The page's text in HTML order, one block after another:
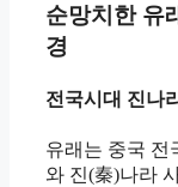
순망치한 유
경
전국시대 진나
유래는 중국 전
와 진(秦)나라